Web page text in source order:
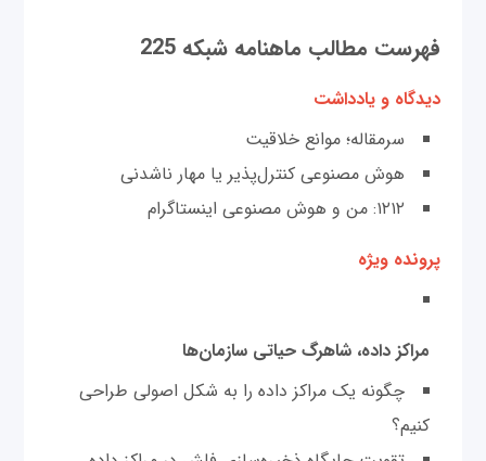
فهرست مطالب ماهنامه شبکه 225
دیدگاه و یادداشت
سرمقاله؛ موانع خلاقیت
‌هوش مصنوعی کنترل‌پذیر یا مهار ناشدنی
۱۲۱۲: من و هوش مصنوعی اینستاگرام
پرونده ویژه
مراکز داده، شاهرگ حیاتی سازمان‌ها
چگونه یک مراکز داده را به شکل اصولی طراحی
کنیم؟